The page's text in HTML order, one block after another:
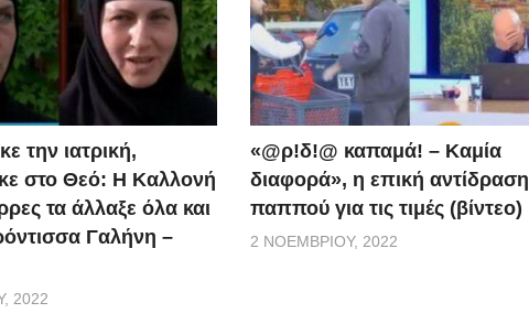
την ιατρική,
στο Θεό: Η Καλλονή
τα άλλαξε όλα και
Γαλήνη –
2022
«@ρ!δ!@ καπαμά! – Καμία
διαφορά», η επική αντίδραση
παππού για τις τιμές (βίντεο)
2 ΝΟΕΜΒΡΊΟΥ, 2022